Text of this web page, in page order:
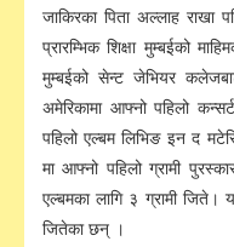
जाकिरका पिता अल्लाह
प्रारम्भिक शिक्षा मुम्बईको
मुम्बईको सेन्ट जेभियर
अमेरिकामा आफ्नो पहिलो
पहिलो एल्बम लिभिङ इन द
मा आफ्नो पहिलो ग्रामी
एल्बमका लागि ३ ग्रामी जिते।
जितेका छन् ।